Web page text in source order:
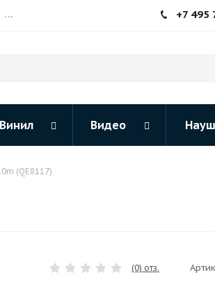
... +7 495
Винил Видео
(QE8117)
(0) отз.